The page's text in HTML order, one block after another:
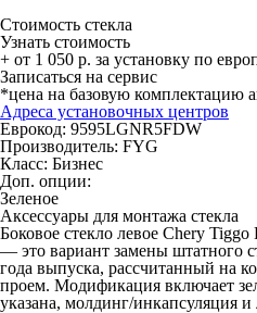
Стоимость стекла
Узнать стоимость
+ от 1 050 р. за установку по
Записаться на сервис
*цена на базовую комплектацию
Адреса установочных центров
Еврокод: 9595LGNR5FDW
Производитель: FYG
Класс: Бизнес
Доп. опции:
Зеленое
Аксессуары для монтажа стекла
Боковое стекло левое Chery
— это вариант замены штатного
года выпуска, рассчитанный на
проем. Модификация включает
указана, молдинг/инкапсуляция и